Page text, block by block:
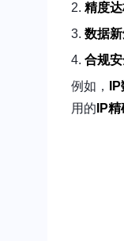
2. 精度
3. 数据
4. 合规
例如，
用的 IP